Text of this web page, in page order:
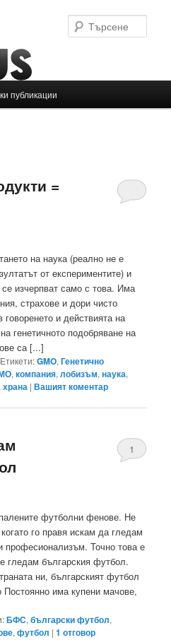
публикации
=
на наука (реално не е
от експериментите) и
изчерпват само с това. Има
страхове и дори чисто
и действията на
генетичното подобряване на
са [...]
Етикети:GMO,Генетично
,компания,лобизъм,наука,
,храна |Вашият коментар
1
футболни фенове. Не
го правя искам да гледам
професионализъм. Точно това е
гледам българския футбол.
ни, българският футбол
има купени мачове,
БФС,български футбол,
,футбол |1 отговор